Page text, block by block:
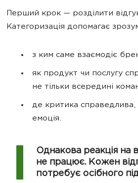
Перший крок — розділити
Категоризація допомагає
з ким саме взаємодіє
як продукт чи послугу
не тільки всередині
де критика
емоція.
Однакова реакція на
не працює. Кожен
потребує осібного